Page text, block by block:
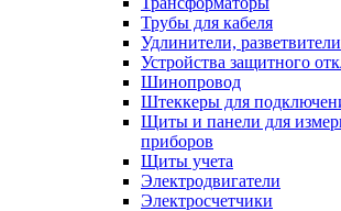
Трубы для кабеля
Удлинители, разветвители
Устройства защитного
Шинопровод
Штеккеры для
Щиты и панели для
приборов
Щиты учета
Электродвигатели
Электросчетчики